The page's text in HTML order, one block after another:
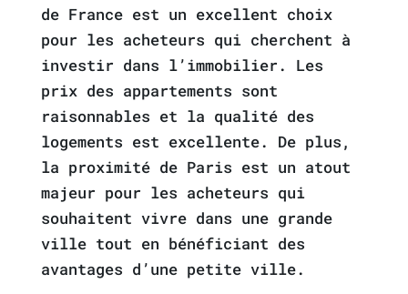
de France est un excellent choix
pour les acheteurs qui cherchent à
investir dans l’immobilier. Les
prix des appartements sont
raisonnables et la qualité des
logements est excellente. De plus,
la proximité de Paris est un atout
majeur pour les acheteurs qui
souhaitent vivre dans une grande
ville tout en bénéficiant des
avantages d’une petite ville.